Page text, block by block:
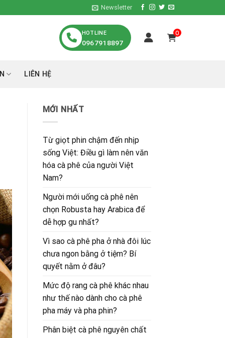
Newsletter
HOTLINE
0967918897
0
LIÊN HỆ
MỚI NHẤT
Từ giọt phin chậm đến nhịp
sống Việt: Điều gì làm nên văn
hóa cà phê của người Việt
Nam?
Người mới uống cà phê nên
chọn Robusta hay Arabica để
dễ hợp gu nhất?
Vì sao cà phê pha ở nhà đôi lúc
chưa ngon bằng ở tiệm? Bí
quyết nằm ở đâu?
Mức độ rang cà phê khác nhau
như thế nào dành cho cà phê
pha máy và pha phin?
Phân biệt cà phê nguyên chất